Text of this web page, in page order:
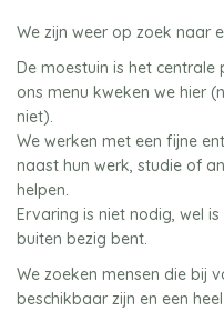
We zijn weer op zoek naar
De moestuin is het centrale
ons menu kweken we hier
niet).
We werken met een fijne
naast hun werk, studie of
helpen.
Ervaring is niet nodig, wel
buiten bezig bent.
We zoeken mensen die bij
beschikbaar zijn en een